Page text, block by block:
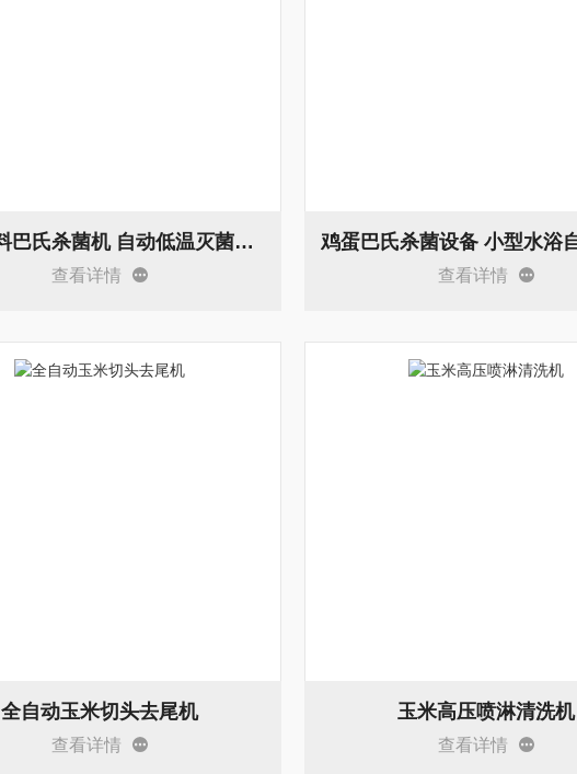
袋装饮料巴氏杀菌机 自动低温灭菌设备
查看详情 查看详情
全自动玉米切头去尾机
查看详情
玉米高压喷淋清洗机
查看详情